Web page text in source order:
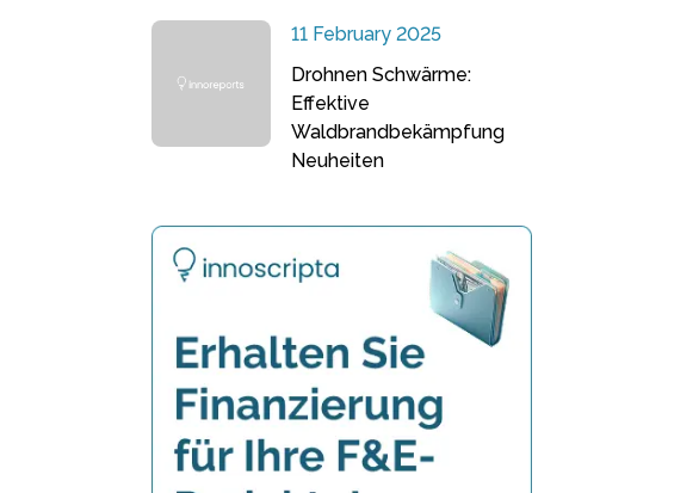
11 February 2025
Drohnen Schwärme:
Effektive
Waldbrandbekämpfung
Neuheiten